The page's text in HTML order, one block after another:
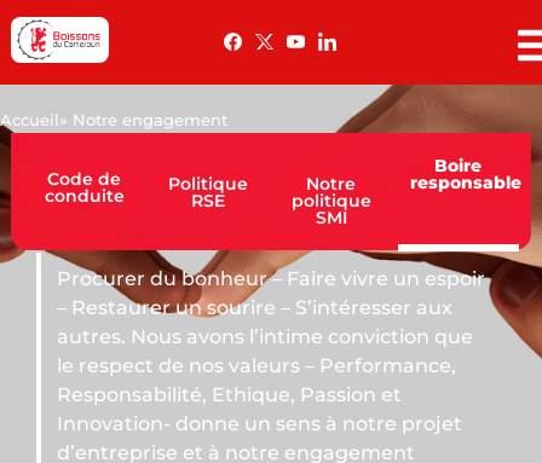
Accueil» Notre engagement
Code de
conduite
Politique
RSE
Notre
politique
SMI
Boire
responsable
– Faire vivre un espoir
– S’intéresser aux
l’intime conviction que
– Performance,
Passion et
sens à notre projet
engagement